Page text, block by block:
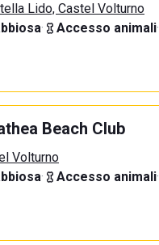
Lido, Castel Volturno
· Accesso animali·
Beach Club
Volturno
· Accesso animali·